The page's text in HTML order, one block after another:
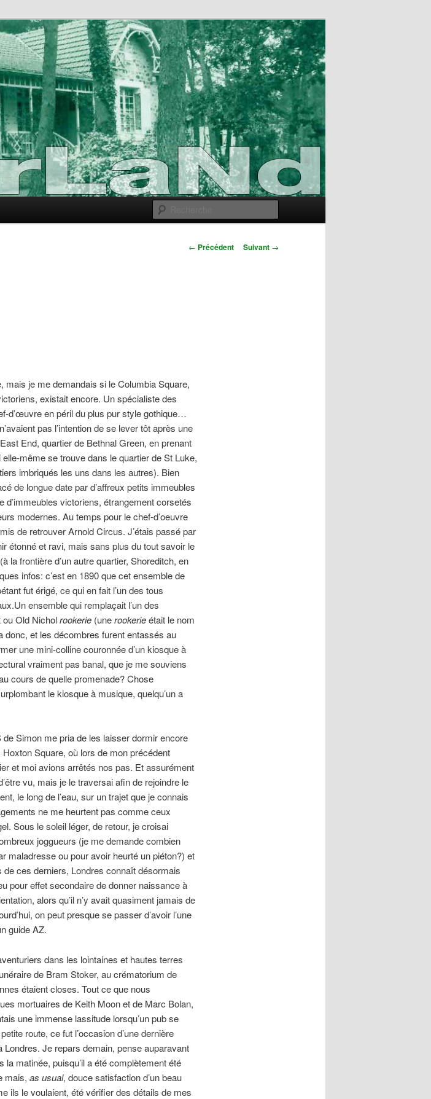
Navigation
← Précédent Suivant →
mais je me demandais si le Columbia Square,
existait encore. Un spécialiste des
d’œuvre en péril du plus pur style gothique…
pas l’intention de se lever tôt après une
End, quartier de Bethnal Green, en prenant
même se trouve dans le quartier de St Luke,
imbriqués les uns dans les autres). Bien
de longue date par d’affreux petits immeubles
d’immeubles victoriens, étrangement corsetés
modernes. Au temps pour le chef-d’oeuvre
de retrouver Arnold Circus. J’étais passé par
étonné et ravi, mais sans plus du tout savoir le
la frontière d’un autre quartier, Shoreditch, en
infos: c’est en 1890 que cet ensemble de
fut érigé, ce qui en fait l’un des tous
ensemble qui remplaçait l’un des
ou Old Nicholrookerie(unerookerieétait le nom
donc, et les décombres furent entassés au
une mini-colline couronnée d’un kiosque à
vraiment pas banal, que je me souviens
cours de quelle promenade? Chose
le kiosque à musique, quelqu’un a
Simon me pria de les laisser dormir encore
Square, où lors de mon précédent
et moi avions arrêtés nos pas. Et assurément
vu, mais je le traversai afin de rejoindre le
le long de l’eau, sur un trajet que je connais
ne me heurtent pas comme ceux
Sous le soleil léger, de retour, je croisai
joggueurs (je me demande combien
maladresse ou pour avoir heurté un piéton?) et
ces derniers, Londres connaît désormais
pour effet secondaire de donner naissance à
alors qu’il n’y avait quasiment jamais de
on peut presque se passer d’avoir l’une
guide AZ.
dans les lointaines et hautes terres
de Bram Stoker, au crématorium de
étaient closes. Tout ce que nous
mortuaires de Keith Moon et de Marc Bolan,
une immense lassitude lorsqu’un pub se
route, ce fut l’occasion d’une dernière
Je repars demain, pense auparavant
matinée, puisqu’il a été complètement été
mais, as usual, douce satisfaction d’un beau
ils le voulaient, été vérifier des détails de mes